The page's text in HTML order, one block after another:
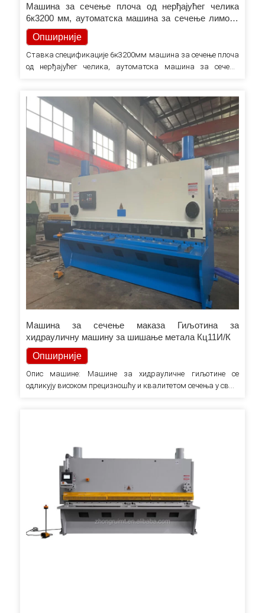
Машина за сечење плоча од нерђајућег челика
6к3200 мм, аутоматска машина за сечење лимова
од гвожђа
Опширније
Ставка спецификације 6к3200мм машина за сечење плоча
од нерђајућег челика, аутоматска машина за сечење
тестирању Обезбеђен маркетиншки тип обичан производ
Гаранција на основне компоненте 1 година језгра
компоненти Лежај, мотор, зупчаник, пумпа Гаранција 1
година кључ…
Машина за сечење маказа Гиљотина за
хидрауличну машину за шишање метала Кц11И/К
Опширније
Опис машине: Машине за хидрауличне гиљотине се
одликују високом прецизношћу и квалитетом сечења у свим